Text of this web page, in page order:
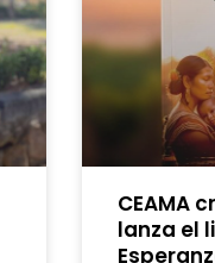
CEAMA
lanza el